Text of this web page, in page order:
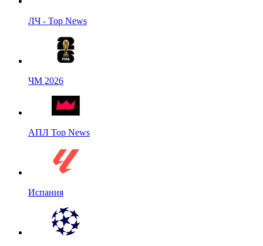
ЛЧ - Top News
ЧМ 2026
АПЛ Top News
Испания